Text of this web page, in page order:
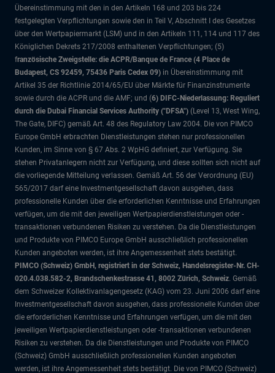
Übereinstimmung mit den in den Artikeln 168 und 203 bis 224
festgelegten Verpflichtungen sowie den in Teil V, Abschnitt I des Gesetzes
über den Wertpapiermarkt (LSM) und in den Artikeln 111, 114 und 117 des
Königlichen Dekrets 217/2008 enthaltenen Verpflichtungen; (5)
französische Zweigstelle: die ACPR/Banque de France (4 Place de
Budapest, CS 92459, 75436 Paris Cedex 09) in Übereinstimmung mit
Artikel 35 der Richtlinie 2014/65/EU über Märkte für Finanzinstrumente
sowie durch die ACPR und die AMF; und (6) DIFC-Niederlassung: Reguliert
durch die Dubai Financial Services Authority ("DFSA") (Level 13, West Wing,
The Gate, DIFC) gemäß Art. 48 des Regulatory Law 2004. Die von PIMCO
Europe GmbH erbrachten Dienstleistungen stehen nur professionellen
Kunden, im Sinne von § 67 Abs. 2 WpHG definiert, zur Verfügung. Sie
stehen Privatanlegern nicht zur Verfügung, und diese sollten sich nicht auf
die vorliegende Mitteilung verlassen. Gemäß Art. 56 der Verordnung (EU)
565/2017 darf eine Investmentgesellschaft davon ausgehen, dass
professionelle Kunden über die erforderlichen Kenntnisse und Erfahrungen
verfügen, um die mit den jeweiligen Wertpapierdienstleistungen oder -
transaktionen verbundenen Risiken zu verstehen. Da die Dienstleistungen
und Produkte von PIMCO Europe GmbH ausschließlich professionellen
Kunden angeboten werden, ist ihre Angemessenheit stets bestätigt.
PIMCO (Schweiz) GmbH, registriert in der Schweiz, Handelsregister-Nr. CH-
020.4.038.582-2, Brandschenkestrasse 41, 8002 Zürich, Schweiz. Gemäß
dem Schweizer Kollektivanlagengesetz (KAG) vom 23. Juni 2006 darf eine
Investmentgesellschaft davon ausgehen, dass professionelle Kunden über
die erforderlichen Kenntnisse und Erfahrungen verfügen, um die mit den
jeweiligen Wertpapierdienstleistungen oder -transaktionen verbundenen
Risiken zu verstehen. Da die Dienstleistungen und Produkte von PIMCO
(Schweiz) GmbH ausschließlich professionellen Kunden angeboten
werden, ist ihre Angemessenheit stets bestätigt. Die von PIMCO (Schweiz)